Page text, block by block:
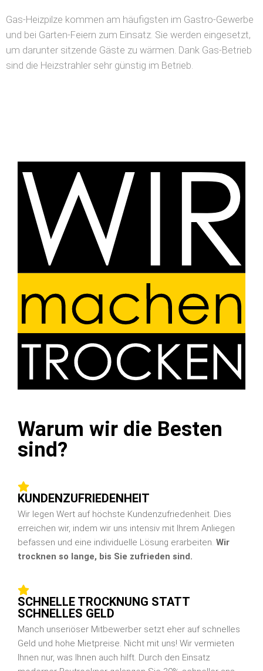
Gas-Heizpilze kommen am häufigsten im Gastro-Gewerbe
und bei Garten-Feiern zum Einsatz. Sie werden eingesetzt,
um darunter sitzende Gäste zu wärmen. Dank Gas-Betrieb
sind die Heizstrahler sehr günstig im Betrieb.
Warum wir die Besten
sind?
KUNDENZUFRIEDENHEIT
Wir legen Wert auf höchste Kundenzufriedenheit. Dies
erreichen wir, indem wir uns intensiv mit Ihrem Anliegen
befassen und eine individuelle Lösung erarbeiten. Wir
trocknen so lange, bis Sie zufrieden sind.
SCHNELLE TROCKNUNG STATT
SCHNELLES GELD
Manch unseriöser Mitbewerber setzt eher auf schnelles
Geld und hohe Mietpreise. Nicht mit uns! Wir vermieten
Ihnen nur, was Ihnen auch hilft. Durch den Einsatz